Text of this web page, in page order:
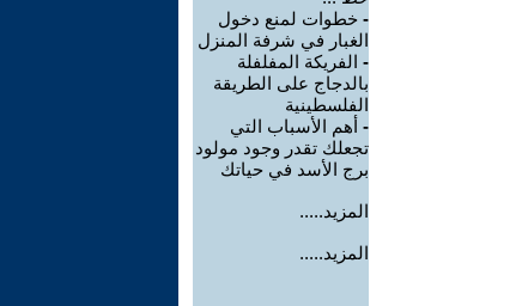
- خطوات لمنع دخول
الغبار في شرفة المنزل
- الفريكة المفلفلة
بالدجاج على الطريقة
الفلسطينية
- أهم الأسباب التي
تجعلك تقدر وجود مولود
برج الأسد في حياتك
المزيد.....
المزيد.....